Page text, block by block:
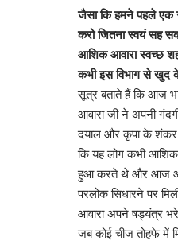
जैसा कि हमने पहले एक
करो जितना स्वयं सह
आशिक आवारा स्वच्छ
कभी इस विभाग से खुद
सूत्र बताते हैं कि आज
आवारा जी ने अपनी
दयाल और कृपा के शंकर
कि यह लोग कभी
हुआ करते थे और आज
परलोक सिधारने पर
आवारा अपने षड्यंत्र
जब कोई चीज तोहफे में